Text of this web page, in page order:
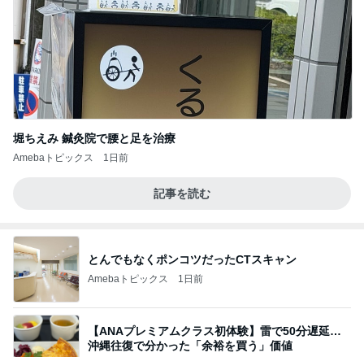
堀ちえみ 鍼灸院で腰と足を治療
Amebaトピックス 1日前
記事を読む
とんでもなくポンコツだったCTスキャン
Amebaトピックス 1日前
【ANAプレミアムクラス初体験】雷で50分遅延…
沖縄往復で分かった「余裕を買う」価値